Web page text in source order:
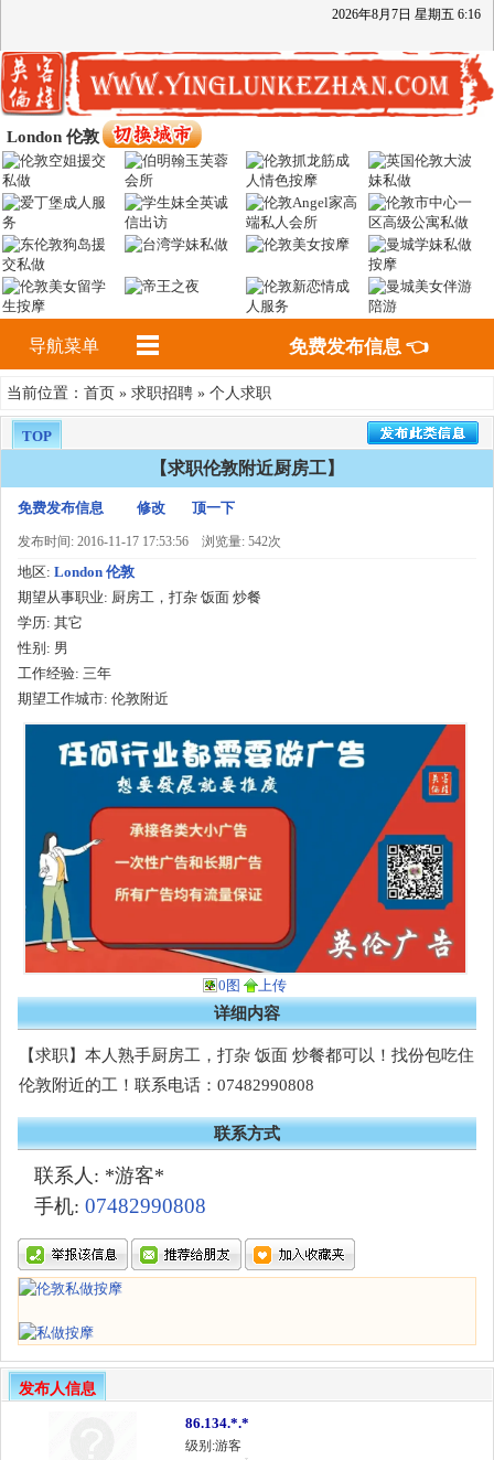
2026年8月 7日 星期五 6:16
London 伦敦
导航菜单 免费发布信息 👈
当前位置： 首页 » 求职招聘 » 个人求职
TOP
【求职伦敦附近厨房工】
免费发布信息 修改 顶一下
发布时间: 2016-11-17 17:53:56 浏览量: 542次
地区: London 伦敦
期望从事职业: 厨房工，打杂 饭面 炒餐
学历: 其它
性别: 男
工作经验: 三年
期望工作城市: 伦敦附近
0图 上传
详细内容
【求职】本人熟手厨房工，打杂 饭面 炒餐都可以！找份包吃住
伦敦附近的工！联系电话：07482990808
联系方式
联系人: *游客*
手机: 07482990808
发布人信息
86.134.*.*
级别:游客